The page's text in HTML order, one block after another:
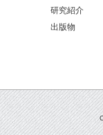
研究紹介
出版物